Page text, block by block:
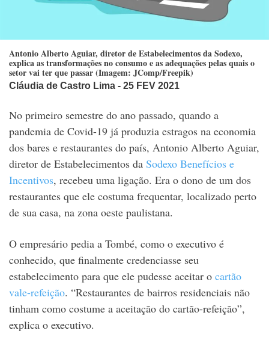
Antonio Alberto Aguiar, diretor de Estabelecimentos da Sodexo,
explica as transformações no consumo e as adequações pelas quais o
setor vai ter que passar (Imagem: JComp/Freepik)
Cláudia de Castro Lima - 25 FEV 2021
No primeiro semestre do ano passado, quando a
pandemia de Covid-19 já produzia estragos na economia
dos bares e restaurantes do país, Antonio Alberto Aguiar,
diretor de Estabelecimentos da Sodexo Benefícios e
Incentivos, recebeu uma ligação. Era o dono de um dos
restaurantes que ele costuma frequentar, localizado perto
de sua casa, na zona oeste paulistana.
O empresário pedia a Tombé, como o executivo é
conhecido, que finalmente credenciasse seu
estabelecimento para que ele pudesse aceitar o cartão
vale-refeição. “Restaurantes de bairros residenciais não
tinham como costume a aceitação do cartão-refeição”,
explica o executivo.